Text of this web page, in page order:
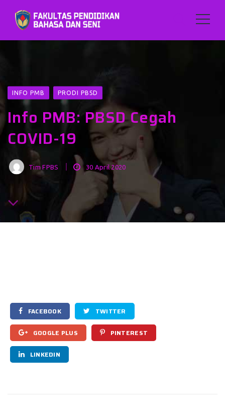
INFO PMB PRODI PBSD
Info PMB: PBSD Cegah
COVID-19
Tim FPBS 30 April 2020
FACEBOOK TWITTER
GOOGLE PLUS PINTEREST
LINKEDIN